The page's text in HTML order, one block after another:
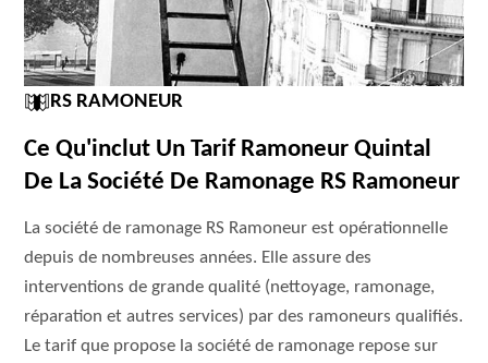
RS RAMONEUR
Ce Qu'inclut Un Tarif Ramoneur Quintal
De La Société De Ramonage RS Ramoneur
La société de ramonage RS Ramoneur est opérationnelle
depuis de nombreuses années. Elle assure des
interventions de grande qualité (nettoyage, ramonage,
réparation et autres services) par des ramoneurs qualifiés.
Le tarif que propose la société de ramonage repose sur